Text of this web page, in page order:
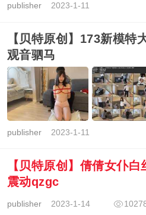
publisher2023-1-11
【贝特原创】173新模特
观音驷马
publisher2023-1-11
【贝特原创】倩倩女仆白
震动qzgc
publisher2023-1-14